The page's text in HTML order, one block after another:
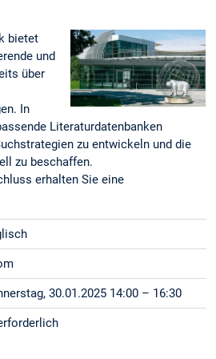
bietet
und
über
In
Literaturdatenbanken
zu entwickeln und die
zu beschaffen.
erhalten Sie eine
30.01.2025 14:00 – 16:30